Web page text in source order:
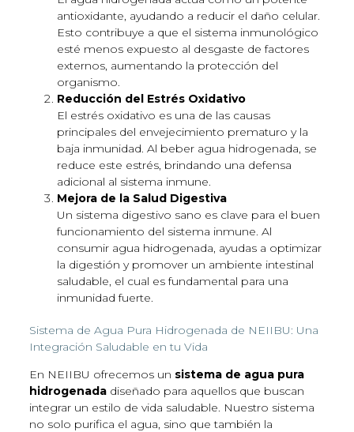
antioxidante, ayudando a reducir el daño celular.
Esto contribuye a que el sistema inmunológico
esté menos expuesto al desgaste de factores
externos, aumentando la protección del
organismo.
Reducción del Estrés Oxidativo
El estrés oxidativo es una de las causas
principales del envejecimiento prematuro y la
baja inmunidad. Al beber agua hidrogenada, se
reduce este estrés, brindando una defensa
adicional al sistema inmune.
Mejora de la Salud Digestiva
Un sistema digestivo sano es clave para el buen
funcionamiento del sistema inmune. Al
consumir agua hidrogenada, ayudas a optimizar
la digestión y promover un ambiente intestinal
saludable, el cual es fundamental para una
inmunidad fuerte.
Sistema de Agua Pura Hidrogenada de NEIIBU: Una
Integración Saludable en tu Vida
En NEIIBU ofrecemos un sistema de agua pura
hidrogenadadiseñado para aquellos que buscan
integrar un estilo de vida saludable. Nuestro sistema
no solo purifica el agua, sino que también la